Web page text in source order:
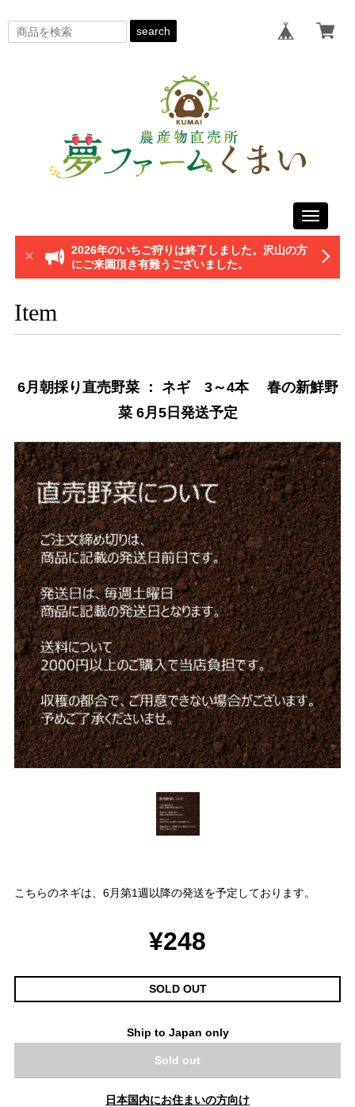
search
Toggle
2026年のいちご狩りは終了しました。沢山の方
にご来園頂き有難うございました。
Item
6月朝採り直売野菜 ： ネギ 3～4本 春の新鮮野
菜 6月5日発送予定
こちらのネギは、6月第1週以降の発送を予定しております。
¥248
SOLD OUT
Ship to Japan only
Sold out
日本国内にお住まいの方向け